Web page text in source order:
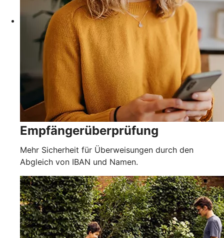
Empfängerüberprüfung
Mehr Sicherheit für Überweisungen durch den
Abgleich von IBAN und Namen.